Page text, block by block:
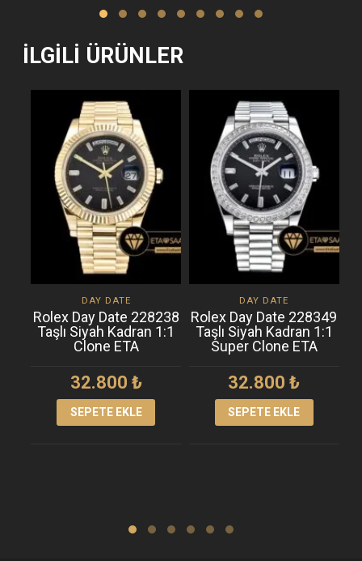
İLGILI ÜRÜNLER
DAY DATE
Rolex Day Date 228238
Taşlı Siyah Kadran 1:1
Clone ETA
32.800 ₺
SEPETE EKLE
DAY DATE
Rolex Day Date 228349
Taşlı Siyah Kadran 1:1
Super Clone ETA
32.800₺
SEPETE EKLE